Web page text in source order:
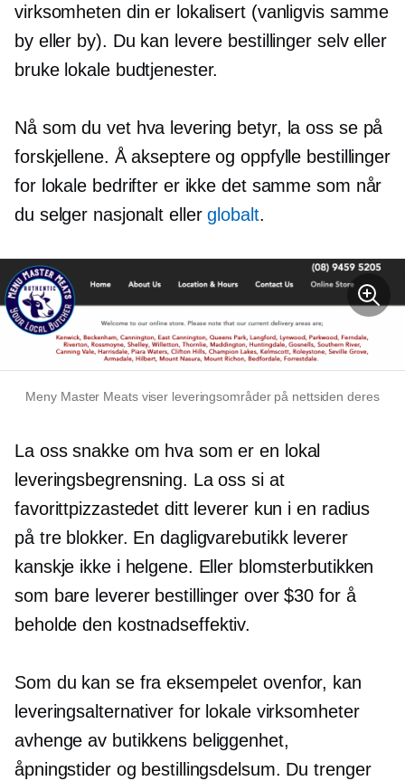
virksomheten din er lokalisert (vanligvis samme
by eller by). Du kan levere bestillinger selv eller
bruke lokale budtjenester.
Nå som du vet hva levering betyr, la oss se på
forskjellene. Å akseptere og oppfylle bestillinger
for lokale bedrifter er ikke det samme som når
du selger nasjonalt ellerglobalt.
Meny Master Meats viser leveringsområder på nettsiden deres
La oss snakke om hva som er en lokal
leveringsbegrensning. La oss si at
favorittpizzastedet ditt leverer kun i en radius
på tre blokker. En dagligvarebutikk leverer
kanskje ikke i helgene. Eller blomsterbutikken
som bare leverer bestillinger over $30 for å
beholde den kostnadseffektiv.
Som du kan se fra eksempelet ovenfor, kan
leveringsalternativer for lokale virksomheter
avhenge av butikkens beliggenhet,
åpningstider og bestillingsdelsum. Du trenger